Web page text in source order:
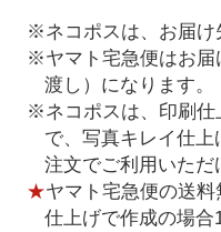
※ネコポスは、お届け
※ヤマト宅急便はお届
渡し）になります。
※ネコポスは、印刷仕
で、写真キレイ仕
注文でご利用いただ
★ヤマト宅急便の送
仕上げで作成の場合